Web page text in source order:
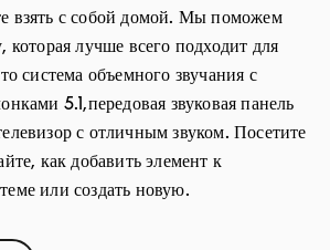
взять с собой домой. Мы поможем
лучше всего подходит для
система объемного звучания с
5.1,передовая звуковая панель
с отличным звуком. Посетите
как добавить элемент к
или создать новую.